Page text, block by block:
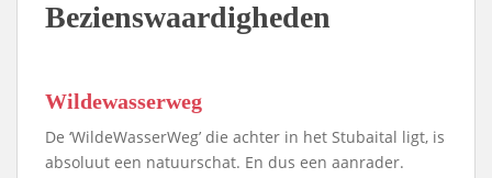
Bezienswaardigheden
Wildewasserweg
De ‘WildeWasserWeg’ die achter in het Stubaital ligt, is
absoluut een natuurschat. En dus een aanrader.